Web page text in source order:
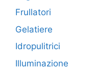
Frullatori
Gelatiere
Idropulitrici
Illuminazione